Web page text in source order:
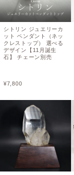
シトリン ジュエリーカ
ット ペンダント（ネッ
クレストップ） 選べる
デザイン【11月誕生
石】 チェーン別売
¥7,800